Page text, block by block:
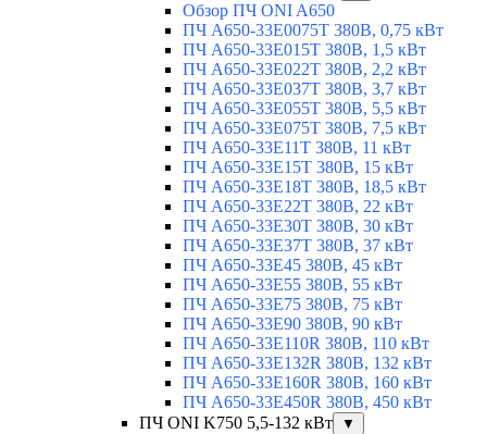
Обзор ПЧ ONI A650
ПЧ A650-33E0075T 380В, 0,75 кВт
ПЧ A650-33E015T 380В, 1,5 кВт
ПЧ A650-33E022T 380В, 2,2 кВт
ПЧ A650-33E037T 380В, 3,7 кВт
ПЧ A650-33E055T 380В, 5,5 кВт
ПЧ A650-33E075T 380В, 7,5 кВт
ПЧ A650-33E11T 380В, 11 кВт
ПЧ A650-33E15T 380В, 15 кВт
ПЧ A650-33E18T 380В, 18,5 кВт
ПЧ A650-33E22T 380В, 22 кВт
ПЧ A650-33E30T 380В, 30 кВт
ПЧ A650-33E37T 380В, 37 кВт
ПЧ A650-33E45 380В, 45 кВт
ПЧ A650-33E55 380В, 55 кВт
ПЧ A650-33E75 380В, 75 кВт
ПЧ A650-33E90 380В, 90 кВт
ПЧ A650-33E110R 380В, 110 кВт
ПЧ A650-33E132R 380В, 132 кВт
ПЧ A650-33E160R 380В, 160 кВт
ПЧ A650-33E450R 380В, 450 кВт
ПЧ ONI K750 5,5-132 кВт
▼